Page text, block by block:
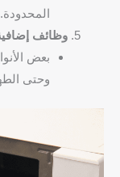
المحدودة.
وظائف
بعض
وحتى